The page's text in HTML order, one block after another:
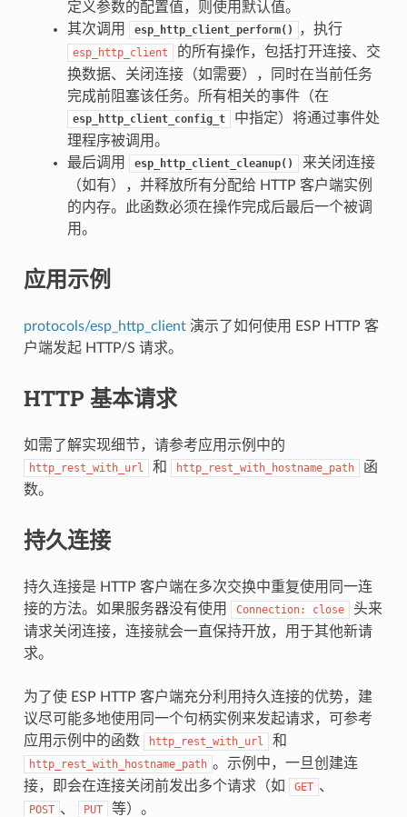
定义参数的配置值，则使用默认值。
其次调用
esp_http_client_perform() ，执行
esp_http_client
的所有操作，包括打开连接、交
换数据、关闭连接（如需要），同时在当前任务
完成前阻塞该任务。所有相关的事件（在
esp_http_client_config_t
中指定）将通过事件处
理程序被调用。
最后调用
esp_http_client_cleanup()
来关闭连接
（如有），并释放所有分配给 HTTP 客户端实例
的内存。此函数必须在操作完成后最后一个被调
用。
应用示例
protocols/esp_http_client演示了如何使用 ESP HTTP 客
户端发起 HTTP/S 请求。
HTTP 基本请求
如需了解实现细节，请参考应用示例中的
http_rest_with_url 和 http_rest_with_hostname_path
函
数。
持久连接
持久连接是 HTTP 客户端在多次交换中重复使用同一连
接的方法。如果服务器没有使用
Connection: close
头来
请求关闭连接，连接就会一直保持开放，用于其他新请
求。
为了使 ESP HTTP 客户端充分利用持久连接的优势，建
议尽可能多地使用同一个句柄实例来发起请求，可参考
应用示例中的函数
http_rest_with_url 和
http_rest_with_hostname_path 。示例中，一旦创建连
接，即会在连接关闭前发出多个请求（如
GET 、
POST 、 PUT 等）。